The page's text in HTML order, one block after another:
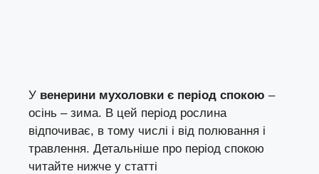
У венерини мухоловки є період спокою –
осінь – зима. В цей період рослина
відпочиває, в тому числі і від полювання і
травлення. Детальніше про період спокою
читайте нижче у статті